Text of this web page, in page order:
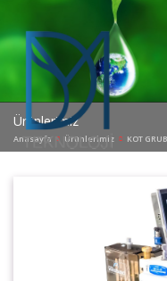
Ürünlerimiz
Anasayfa Ürünlerimiz KOT